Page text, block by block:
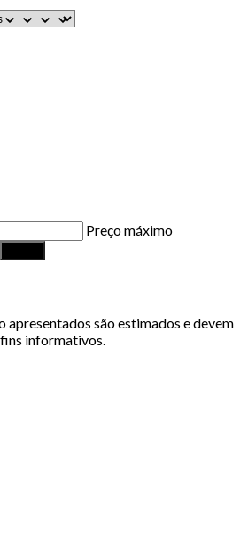
Preço máximo
apresentados são estimados e devem
fins informativos.